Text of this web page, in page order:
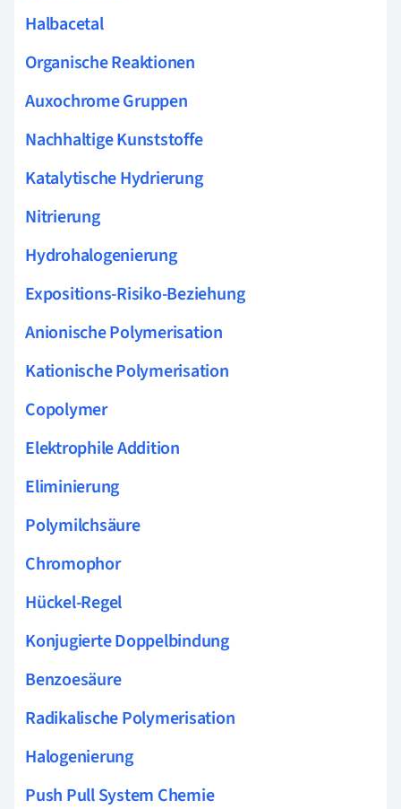
Halbacetal
Organische Reaktionen
Auxochrome Gruppen
Nachhaltige Kunststoffe
Katalytische Hydrierung
Nitrierung
Hydrohalogenierung
Expositions-Risiko-Beziehung
Anionische Polymerisation
Kationische Polymerisation
Copolymer
Elektrophile Addition
Eliminierung
Polymilchsäure
Chromophor
Hückel-Regel
Konjugierte Doppelbindung
Benzoesäure
Radikalische Polymerisation
Halogenierung
Push Pull System Chemie